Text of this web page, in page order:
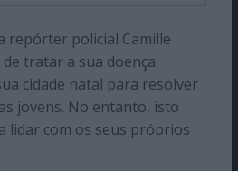
repórter policial Camille
tratar a sua doença
cidade natal para resolver
jovens. No entanto, isto
lidar com os seus próprios